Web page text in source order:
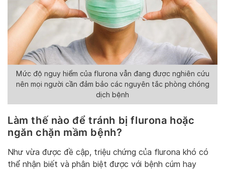
Mức độ nguy hiểm của flurona vẫn đang được nghiên cứu
nên mọi người cần đảm bảo các nguyên tắc phòng chóng
dịch bệnh
Làm thế nào để tránh bị flurona hoặc
ngăn chặn mầm bệnh?
Như vừa được đề cập, triệu chứng của flurona khó có
thể nhận biết và phân biệt được với bệnh cúm hay